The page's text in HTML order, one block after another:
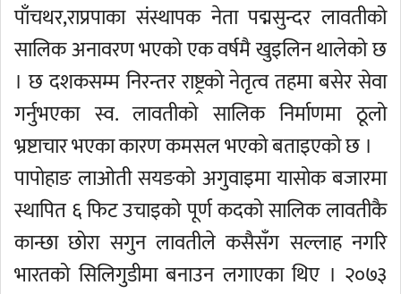
पाँचथर,राप्रपाका संस्थापक नेता पद्मसुन्दर लावतीको
सालिक अनावरण भएको एक वर्षमै खुइलिन थालेको छ
। छ दशकसम्म निरन्तर राष्ट्रको नेतृत्व तहमा बसेर सेवा
गर्नुभएका स्व. लावतीको सालिक निर्माणमा ठूलो
भ्रष्टाचार भएका कारण कमसल भएको बताइएको छ ।
पापोहाङ लाओती सयङको अगुवाइमा यासोक बजारमा
स्थापित ६ फिट उचाइको पूर्ण कदको सालिक लावतीकै
कान्छा छोरा सगुन लावतीले कसैसँग सल्लाह नगरि
भारतको सिलिगुडीमा बनाउन लगाएका थिए । २०७३